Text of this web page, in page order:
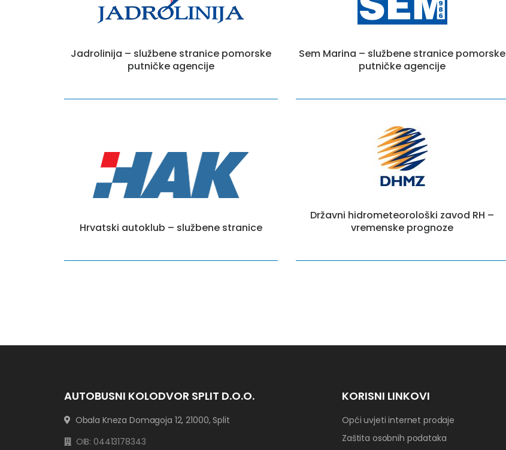
Jadrolinija – službene stranice pomorske
putničke agencije
Sem Marina – službene stranice pomorske
putničke agencije
Hrvatski autoklub – službene stranice
Državni hidrometeorološki zavod RH –
vremenske prognoze
AUTOBUSNI KOLODVOR SPLIT D.O.O.
Obala Kneza Domagoja 12, 21000, Split
OIB: 04413178343
KORISNI LINKOVI
Opći uvjeti internet prodaje
Zaštita osobnih podataka